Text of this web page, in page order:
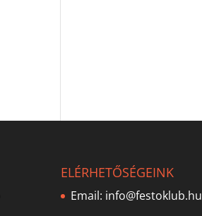
ELÉRHETŐSÉGEINK
Email: info@festoklub.hu